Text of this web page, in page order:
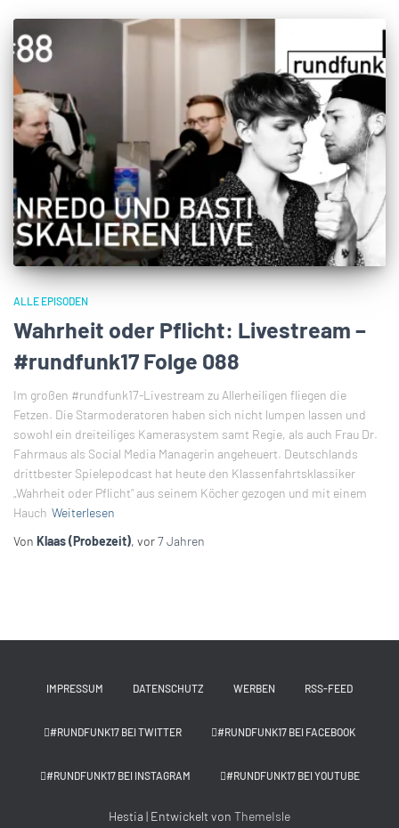
ALLE EPISODEN
Wahrheit oder Pflicht: Livestream –
#rundfunk17 Folge 088
Im großen #rundfunk17-Livestream zu Allerheiligen fliegen die
Fetzen. Die Starmoderatoren haben sich nicht lumpen lassen und
sowohl ein dreiteiliges Kamerasystem samt Regie, als auch Frau Dr.
Fahrmaus als Social Media Managerin angeheuert. Deutschlands
drittbester Spielepodcast hat heute den Klassenfahrtsklassiker
„Wahrheit oder Pflicht“ aus seinem Köcher gezogen und mit einem
Hauch Weiterlesen
Von Klaas (Probezeit), vor7 Jahren
IMPRESSUM DATENSCHUTZ WERBEN RSS-FEED
#RUNDFUNK17 BEI TWITTER #RUNDFUNK17 BEI FACEBOOK
#RUNDFUNK17 BEI INSTAGRAM #RUNDFUNK17 BEI YOUTUBE
Hestia | Entwickelt von ThemeIsle